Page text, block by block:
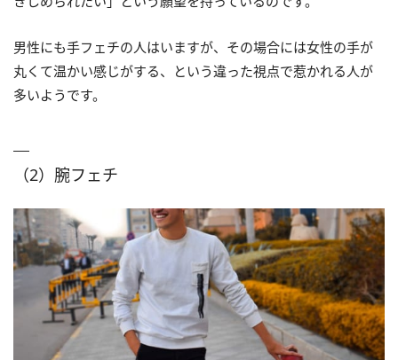
男性にも手フェチの人はいますが、その場合には女性の手が
丸くて温かい感じがする、という違った視点で惹かれる人が
多いようです。
（2）腕フェチ